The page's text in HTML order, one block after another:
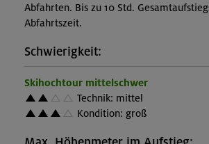
Abfahrten. Bis zu 10 Std.
Abfahrtszeit.
Schwierigkeit:
Skihochtour mittelschwer
Technik: mittel
Kondition: groß